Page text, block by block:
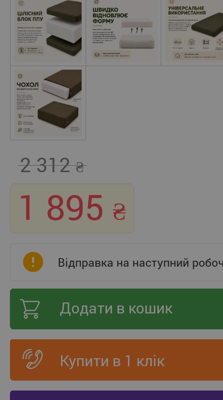
2 312
1 895
Відправка на наступний
Додати в кошик
Купити в 1 клік